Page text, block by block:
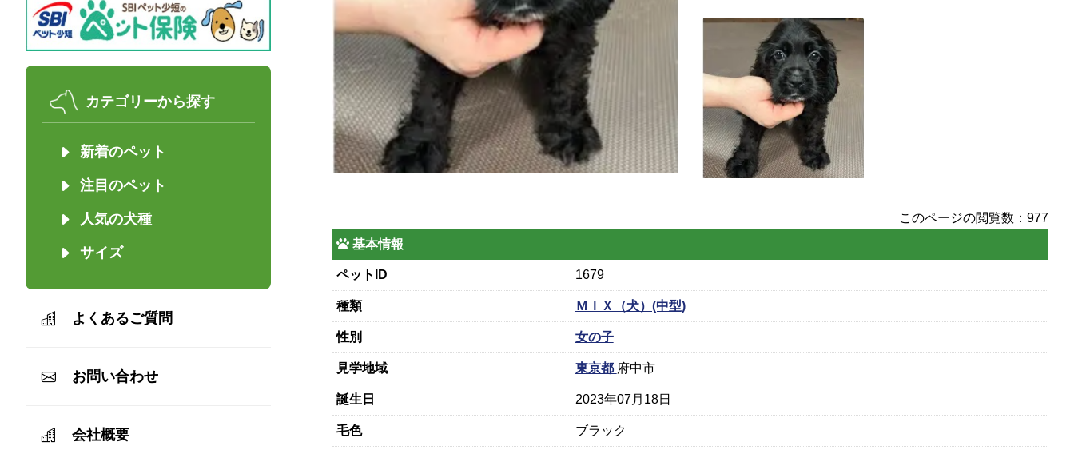
このページの閲覧数：977
基本情報
ペットID 1679
種類 ＭＩＸ（犬）(中型)
性別 女の子
見学地域 東京都 府中市
誕生日 2023年07月18日
毛色 ブラック
カテゴリーから探す
新着のペット
注目のペット
人気の犬種
サイズ
よくあるご質問
お問い合わせ
会社概要